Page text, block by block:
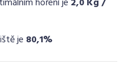
je 80,1%